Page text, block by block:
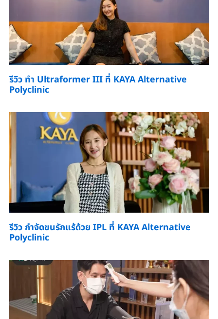
รีวิว ทำ Ultraformer III ที่ KAYA Alternative
Polyclinic
รีวิว กำจัดขนรักแร้ด้วย IPL ที่ KAYA Alternative
Polyclinic